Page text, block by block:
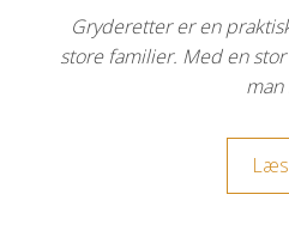
Gryderetter er en
store familier. Med en